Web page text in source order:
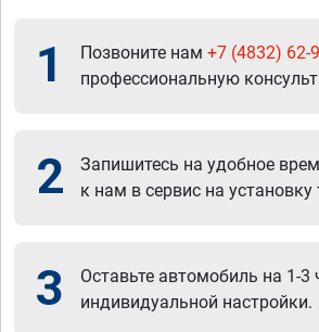
1 Позвоните нам +7 (4832) 62-
профессиональную
2
Запишитесь на удобное
к нам в сервис на установку
3
Оставьте автомобиль на 1-3
индивидуальной настройки.